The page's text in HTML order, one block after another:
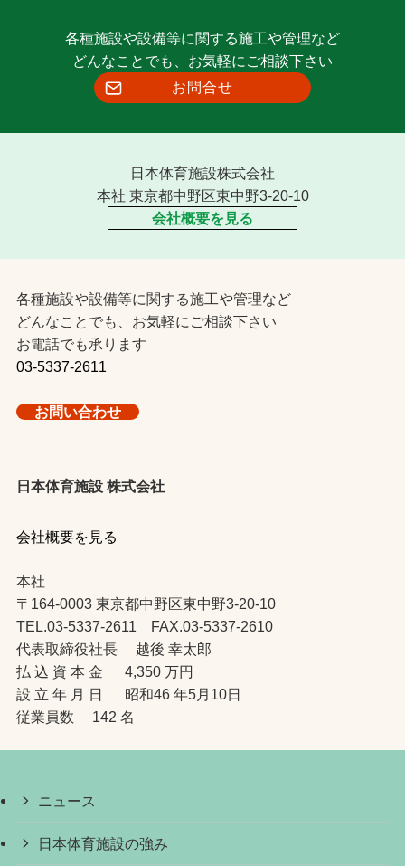
各種施設や設備等に関する施工や管理など
どんなことでも、お気軽にご相談下さい
お問合せ
日本体育施設株式会社
本社 東京都中野区東中野3-20-10
会社概要を見る
各種施設や設備等に関する施工や管理など
どんなことでも、お気軽にご相談下さい
お電話でも承ります
03-5337-2611
お問い合わせ
日本体育施設 株式会社
会社概要を見る
本社
〒164-0003 東京都中野区東中野3-20-10
TEL.03-5337-2611 FAX.03-5337-2610
代表取締役社長 越後 幸太郎
払 込 資 本 金 4,350 万円
設 立 年 月 日 昭和46 年5月10日
従業員数 142 名
ニュース
日本体育施設の強み